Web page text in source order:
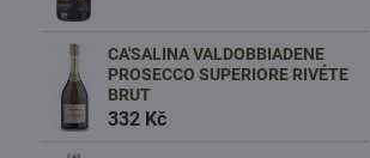
CA'SALINA VALDOBBIADENE
PROSECCO SUPERIORE RIVÉTE
BRUT
332 Kč